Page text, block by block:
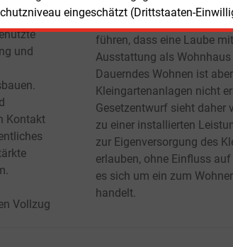
eingeschätzt (Drittstaaten-
und
Kontakt
Vollzug
noch verboten. Das
Verwenden einer PV-
führen, dass eine Laube
Ausstattung als
Dauerndes Wohnen ist
Kleingartenanlagen nicht
Gesetzentwurf sieht daher
zu einer installierten
zur Eigenversorgung des
erlauben, ohne Einfluss
es sich um ein zum
handelt.